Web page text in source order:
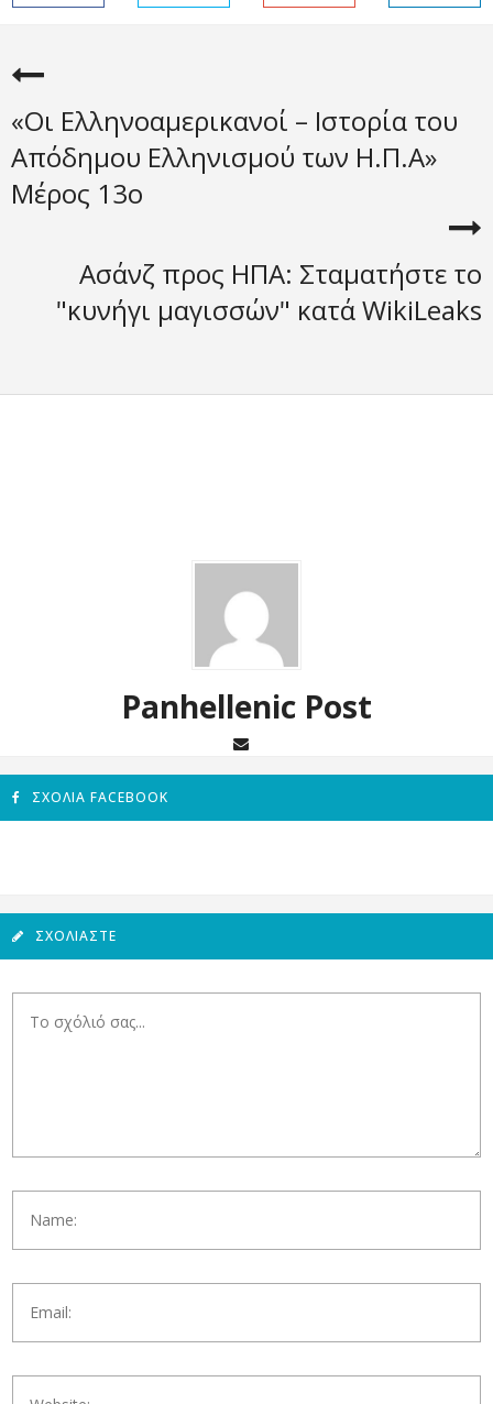
«Οι Ελληνοαμερικανοί – Ιστορία του
Απόδημου Ελληνισμού των Η.Π.Α»
Μέρος 13o
Ασάνζ προς ΗΠΑ: Σταματήστε το
"κυνήγι μαγισσών" κατά WikiLeaks
Panhellenic Post
ΣΧΌΛΙΑ FACEBOOK
ΣΧΟΛΙΆΣΤΕ